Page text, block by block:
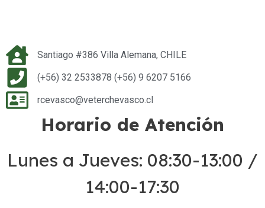
Santiago #386 Villa Alemana, CHILE
(+56) 32 2533878 (+56) 9 6207 5166
rcevasco@veterchevasco.cl
Horario de Atención
Lunes a Jueves: 08:30-13:00 /
14:00-17:30